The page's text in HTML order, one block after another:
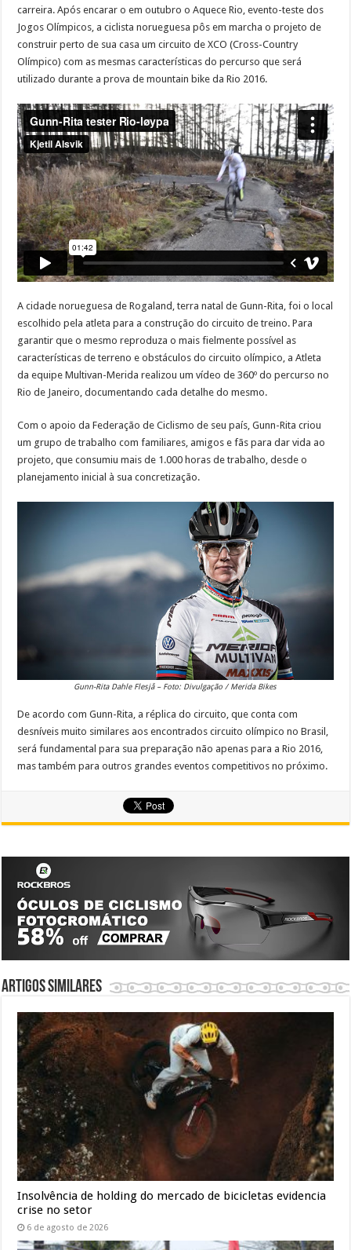
carreira. Após encarar o em outubro o Aquece Rio, evento-teste dos
Jogos Olímpicos, a ciclista norueguesa pôs em marcha o projeto de
construir perto de sua casa um circuito de XCO (Cross-Country
Olímpico) com as mesmas características do percurso que será
utilizado durante a prova de mountain bike da Rio 2016.
A cidade norueguesa de Rogaland, terra natal de Gunn-Rita, foi o local
escolhido pela atleta para a construção do circuito de treino. Para
garantir que o mesmo reproduza o mais fielmente possível as
características de terreno e obstáculos do circuito olímpico, a Atleta
da equipe Multivan-Merida realizou um vídeo de 360º do percurso no
Rio de Janeiro, documentando cada detalhe do mesmo.
Com o apoio da Federação de Ciclismo de seu país, Gunn-Rita criou
um grupo de trabalho com familiares, amigos e fãs para dar vida ao
projeto, que consumiu mais de 1.000 horas de trabalho, desde o
planejamento inicial à sua concretização.
Gunn-Rita Dahle Flesjå – Foto: Divulgação / Merida Bikes
De acordo com Gunn-Rita, a réplica do circuito, que conta com
desníveis muito similares aos encontrados circuito olímpico no Brasil,
será fundamental para sua preparação não apenas para a Rio 2016,
mas também para outros grandes eventos competitivos no próximo.
Artigos similares
Insolvência de holding do mercado de bicicletas evidencia
crise no setor
6 de agosto de 2026